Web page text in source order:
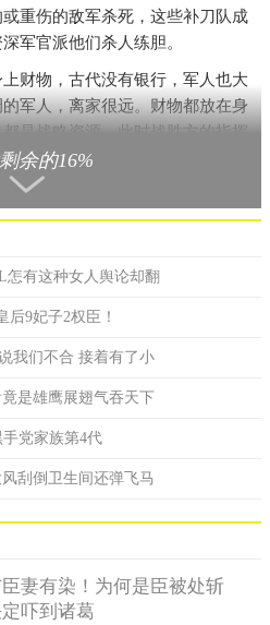
重伤的敌军杀死，这些补刀队成
军官派他们杀人练胆。
财物，古代没有银行，军人也大
军人，离家很远。财物都放在身
是战略资源，此时战胜方的指挥
负责收集这些东西。然后集中处
配功劳，许多时代都提倡首功
多少人升几阶职务，都有标准
胜方的军人人头都抢不够了，还
余的16%
怎有这种女人舆论却翻
9妃子2权臣！
我们不合 接着有了小
是雄鹰展翅气吞天下
党家族第4代
刮倒卫生间还弹飞马
妻有染！为何是臣被处斩
吓到诸葛